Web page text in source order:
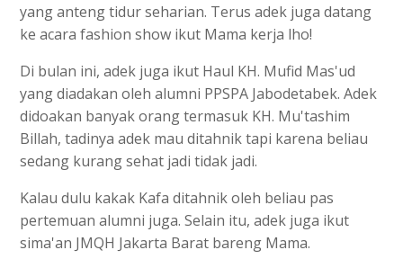
yang anteng tidur seharian. Terus adek juga datang
ke acara fashion show ikut Mama kerja lho!
Di bulan ini, adek juga ikut Haul KH. Mufid Mas'ud
yang diadakan oleh alumni PPSPA Jabodetabek. Adek
didoakan banyak orang termasuk KH. Mu'tashim
Billah, tadinya adek mau ditahnik tapi karena beliau
sedang kurang sehat jadi tidak jadi.
Kalau dulu kakak Kafa ditahnik oleh beliau pas
pertemuan alumni juga. Selain itu, adek juga ikut
sima'an JMQH Jakarta Barat bareng Mama.